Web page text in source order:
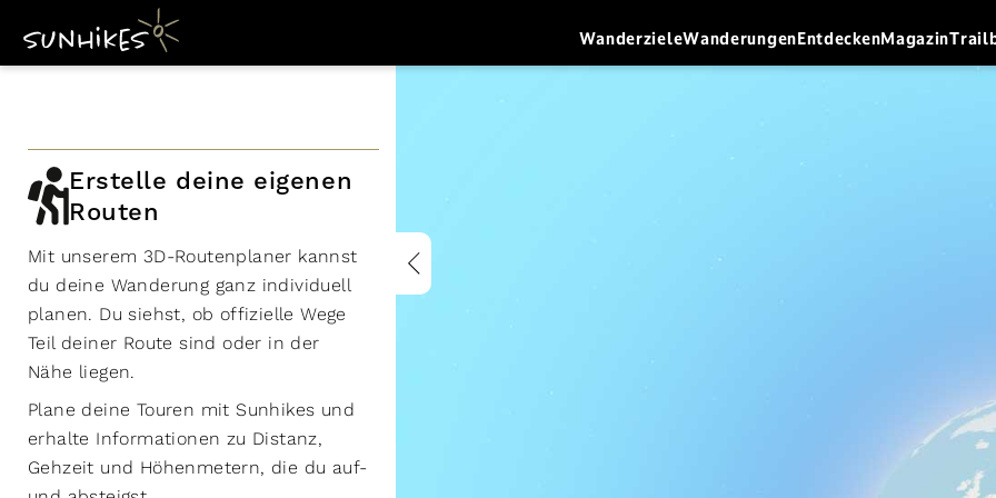
WanderzieleWanderungenEntdeckenMagazin
Erstelle deine eigenen
Routen
Mit unserem 3D-Routenplaner kannst
du deine Wanderung ganz individuell
planen. Du siehst, ob offizielle Wege
Teil deiner Route sind oder in der
Nähe liegen.
Plane deine Touren mit Sunhikes und
erhalte Informationen zu Distanz,
Gehzeit und Höhenmetern, die du auf-